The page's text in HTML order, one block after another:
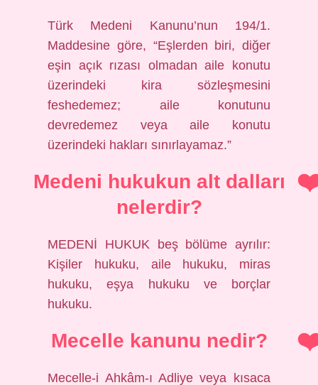
Türk Medeni Kanunu’nun 194/1.
Maddesine göre, “Eşlerden biri, diğer
eşin açık rızası olmadan aile konutu
üzerindeki kira sözleşmesini
feshedemez; aile konutunu
devredemez veya aile konutu
üzerindeki hakları sınırlayamaz.”
Medeni hukukun alt dalları
nelerdir?
MEDENİ HUKUK beş bölüme ayrılır:
Kişiler hukuku, aile hukuku, miras
hukuku, eşya hukuku ve borçlar
hukuku.
Mecelle kanunu nedir?
Mecelle-i Ahkâm-ı Adliye veya kısaca